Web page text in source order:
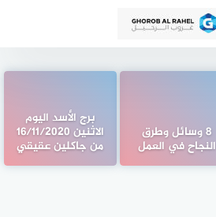
8 وسائل وطرق
النجاح في العمل
برج الأسد اليوم
الاثنين 16/11/2020
من جاكلين عقيقي